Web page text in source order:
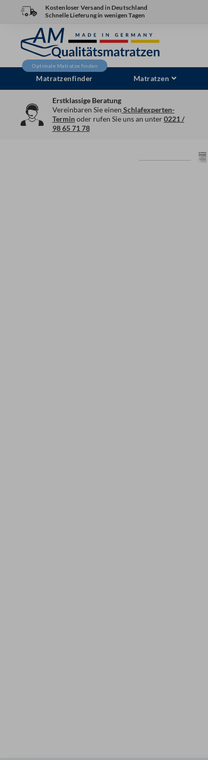
Kostenloser Versand in Deutschland
Schnelle Lieferung in wenigen Tagen
Matratzenfinder Matratzen
Erstklassige Beratung
Vereinbaren Sie einen Schlafexperten-
Terminoder rufen Sie uns an unter0221 /
98 65 71 78